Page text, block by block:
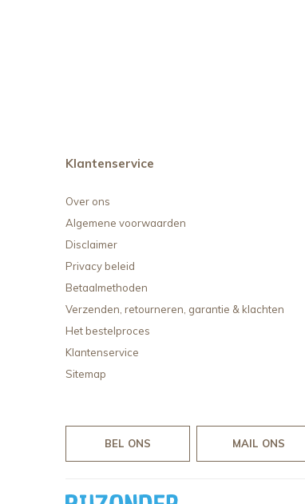
Klantenservice
Over ons
Algemene voorwaarden
Disclaimer
Privacy beleid
Betaalmethoden
Verzenden, retourneren, garantie & klachten
Het bestelproces
Klantenservice
Sitemap
BEL ONS MAIL ONS